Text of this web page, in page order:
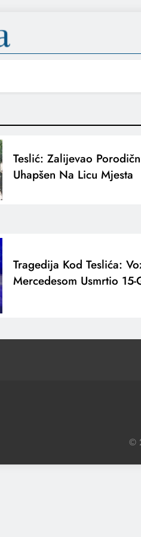
Teslić: Zalijevao
Uhapšen Na Licu Mjesta
Tragedija Kod Teslića:
Mercedesom Usmrtio
©